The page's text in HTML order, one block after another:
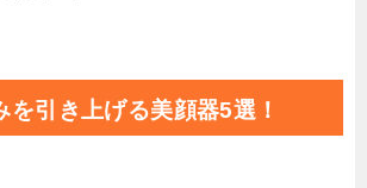
を引き上げる美顔器5選！